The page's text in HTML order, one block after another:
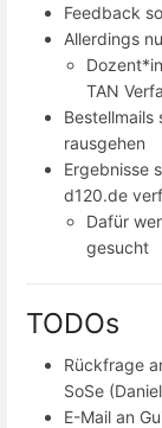
Feedback
Allerdings
TAN
Bestellmails
rausgehen
Ergebnisse
d120.de
Dafür
gesucht
TODOs
Rückfrage
SoSe
E-Mail an